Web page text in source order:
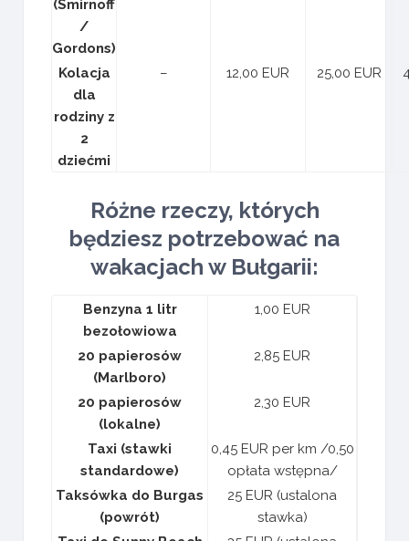
(Smirnoff
/
Gordons)
Kolacja
dla
rodziny z
2
dziećmi
– 12,00 EUR 25,00 EUR
Różne rzeczy, których
będziesz potrzebować na
wakacjach w Bułgarii:
Benzyna 1 litr
bezołowiowa
1,00 EUR
20 papierosów
(Marlboro)
2,85 EUR
20 papierosów
(lokalne)
2,30 EUR
Taxi (stawki
standardowe)
0,45 EUR per km /0,50
opłata wstępna/
Taksówka do Burgas
(powrót)
25 EUR (ustalona
stawka)